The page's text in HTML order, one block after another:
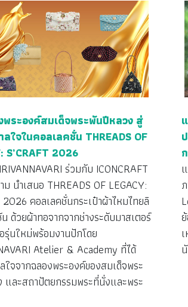
พระองค์สมเด็จพระพันปีหลวง สู่
ใจในคอลเลคชั่น THREADS OF
S’CRAFT 2026
ร่วมกับ ICONCRAFT
นำเสนอ THREADS OF LEGACY:
2026 คอลเลคชั่นกระเป๋าผ้าไหมไทยลิ
ด้วยผ้าทอจากจากช่างระดับมาสเตอร์
รุ่นใหม่พร้อมงานปักโดย
Atelier & Academy ที่ได้
ใจจากฉลองพระองค์ของสมเด็จพระ
และสถาปัตยกรรมพระที่นั่งและพระ